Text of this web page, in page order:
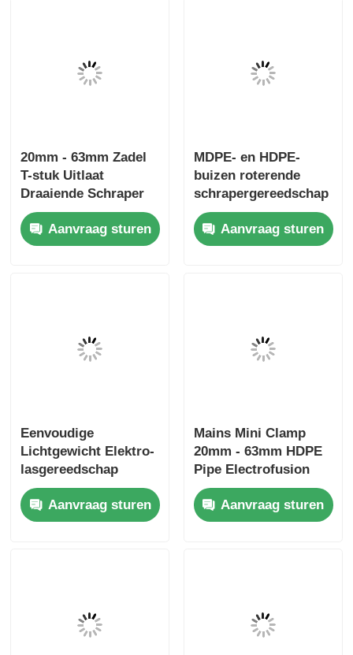
20mm - 63mm Zadel
T-stuk Uitlaat
Draaiende Schraper
Gereedschap Elektro-
fusie Gereedschap
Aanvraag sturen
MDPE- en HDPE-
buizen roterende
schrapergereedschap
lichtgewicht
elektrofusiegereedschap
Aanvraag sturen
Eenvoudige
Lichtgewicht Elektro-
lasgereedschap
Elleboogklem 20mm -
32mmAanvraag sturen
Mains Mini Clamp
20mm - 63mm HDPE
Pipe Electrofusion
Tooling
Aanvraag sturen